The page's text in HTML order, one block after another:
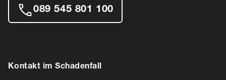
089 545 801 100
Kontakt im Schadenfall